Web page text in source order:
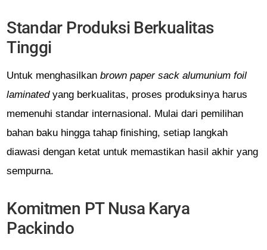
Standar Produksi Berkualitas
Tinggi
Untuk menghasilkanbrown paper sack alumunium foil
laminatedyang berkualitas, proses produksinya harus
memenuhi standar internasional. Mulai dari pemilihan
bahan baku hingga tahap finishing, setiap langkah
diawasi dengan ketat untuk memastikan hasil akhir yang
sempurna.
Komitmen PT Nusa Karya
Packindo